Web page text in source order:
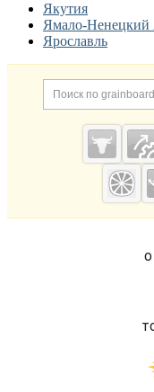
Якутия
Ямало-
Ярославль
Cсылки
Важные
Навигация по О